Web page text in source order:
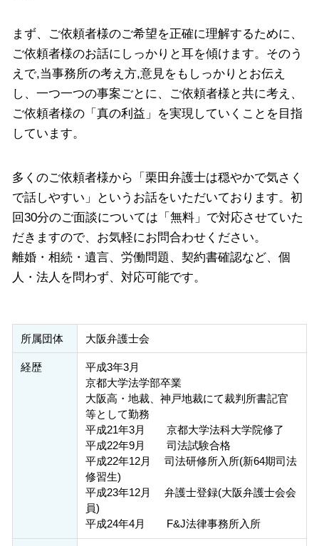
まず、ご依頼者様のご希望を正確に理解するために、
ご依頼者様のお話にしっかりと耳を傾けます。そのう
えで,当事務所の考え方,意見をもしっかりとお伝え
し、一つ一つの事案ごとに、ご依頼者様と共に考え、
ご依頼者様の「真の利益」を実現していくことを目指
しています。
多くのご依頼者様から「栗田弁護士は穏やかで気さく
で話しやすい」というお話をいただいております。初
回30分のご面談については「無料」で対応させていた
だきますので、お気軽にお問合わせください。
離婚・相続・遺言、労働問題、契約書確認など、個
人・法人を問わず、対応可能です。
所属団体 大阪弁護士会
経歴
平成3年3月
京都大学法学部卒業
大阪高・地裁、神戸地裁にて裁判所書記官
等として勤務
平成21年3月 京都大学法科大学院修了
平成22年9月 司法試験合格
平成22年12月 司法研修所入所(新64期司法
修習生)
平成23年12月 弁護士登録(大阪弁護士会会
員)
平成24年4月 F&J法律事務所入所